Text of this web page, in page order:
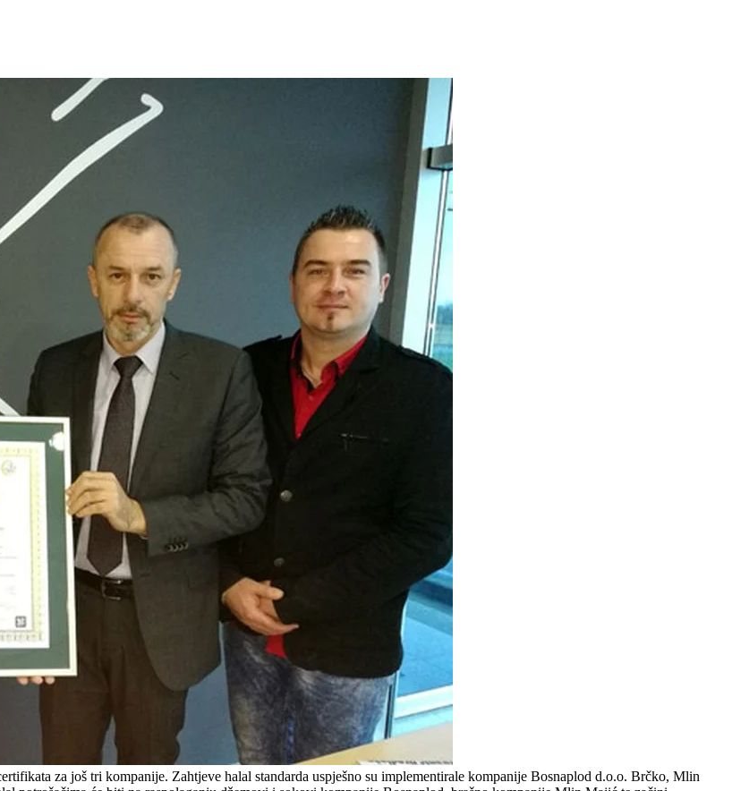
za još tri kompanije. Zahtjeve halal standarda uspješno su implementirale kompanije Bosnaplod d.o.o. Brčko, Mlin